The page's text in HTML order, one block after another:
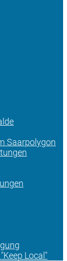
Saarpolygon
Local"